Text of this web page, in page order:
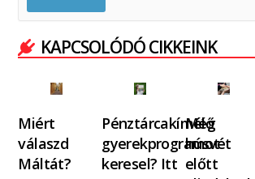
KAPCSOLÓDÓ CIKKEINK
Miért
válaszd
Máltát?
Pénztárcakímélő
gyerekprogramot
keresel? Itt
Még
húsvét
előtt